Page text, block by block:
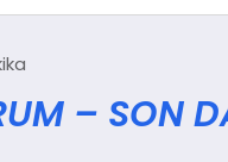
– SON